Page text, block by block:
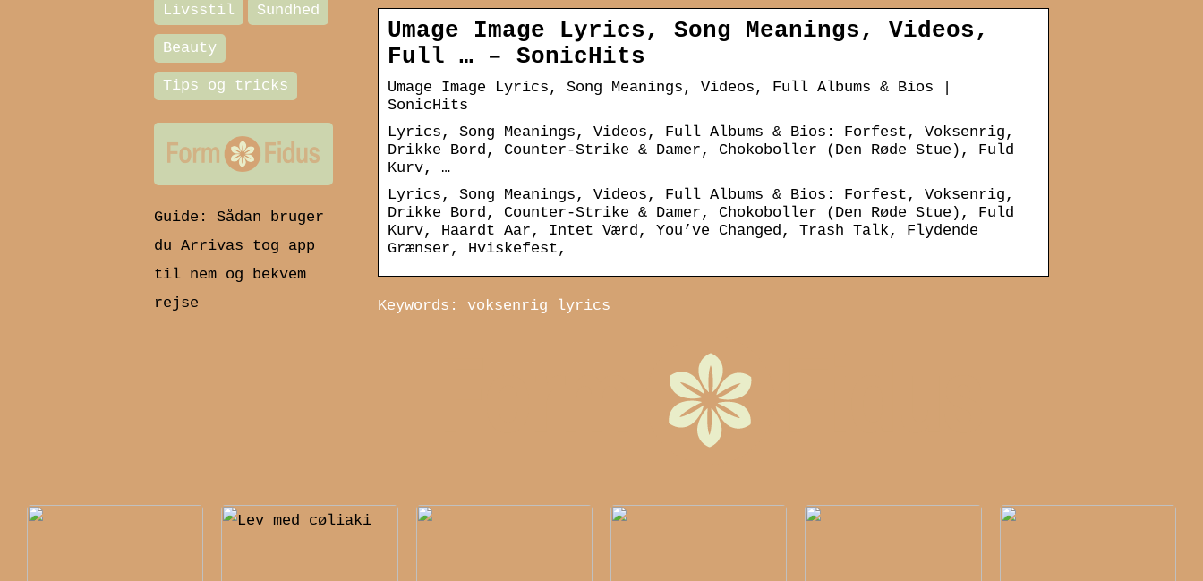
Umage Image Lyrics, Song Meanings, Videos,
Full … – SonicHits
Umage Image Lyrics, Song Meanings, Videos, Full Albums & Bios |
SonicHits
Lyrics, Song Meanings, Videos, Full Albums & Bios: Forfest, Voksenrig,
Drikke Bord, Counter-Strike & Damer, Chokoboller (Den Røde Stue), Fuld
Kurv, …
Lyrics, Song Meanings, Videos, Full Albums & Bios: Forfest, Voksenrig,
Drikke Bord, Counter-Strike & Damer, Chokoboller (Den Røde Stue), Fuld
Kurv, Haardt Aar, Intet Værd, You’ve Changed, Trash Talk, Flydende
Grænser, Hviskefest,
Keywords: voksenrig lyrics
Livsstil Sundhed
Beauty
Tips og tricks
Guide: Sådan bruger
du Arrivas tog app
til nem og bekvem
rejse